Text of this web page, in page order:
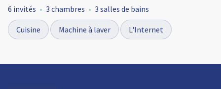
6 invités 3 chambres 3 salles de bains
Cuisine Machine à laver L'Internet